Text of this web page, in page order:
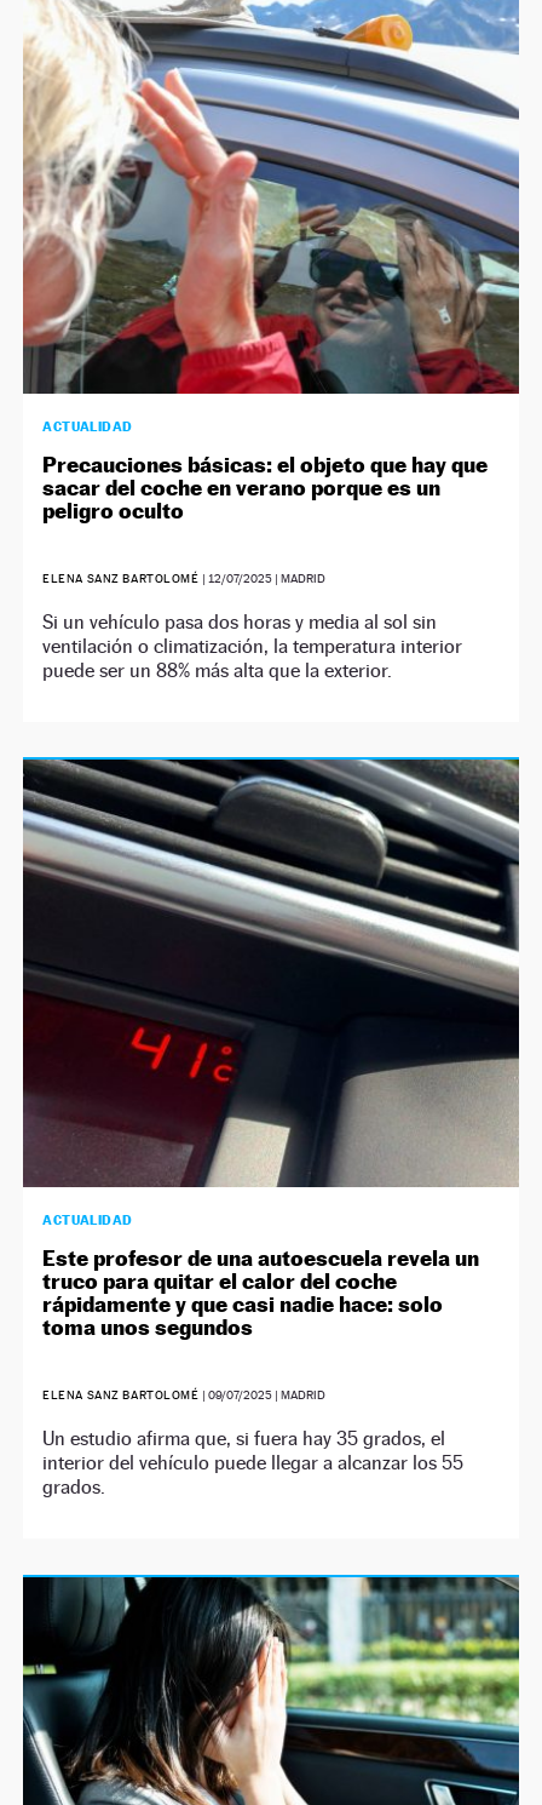
ACTUALIDAD
Precauciones básicas: el objeto que hay que
sacar del coche en verano porque es un
peligro oculto
ELENA SANZ BARTOLOMÉ | 12/07/2025| MADRID
Si un vehículo pasa dos horas y media al sol sin
ventilación o climatización, la temperatura interior
puede ser un 88% más alta que la exterior.
ACTUALIDAD
Este profesor de una autoescuela revela un
truco para quitar el calor del coche
rápidamente y que casi nadie hace: solo
toma unos segundos
ELENA SANZ BARTOLOMÉ | 09/07/2025| MADRID
Un estudio afirma que, si fuera hay 35 grados, el
interior del vehículo puede llegar a alcanzar los 55
grados.